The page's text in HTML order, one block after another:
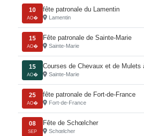
10
AO�
fête patronale du Lamentin
Lamentin
15
AO�
Fête patronale de Sainte-Marie
Sainte-Marie
15
AO�
Courses de Chevaux et de Mulets
Sainte-Marie
25
AO�
fête patronale de Fort-de-France
Fort-de-France
08
SEP
Fête de Schœlcher
Schœlcher